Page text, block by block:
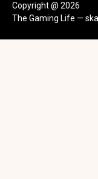
Copyright @ 2026
The Gaming Life —